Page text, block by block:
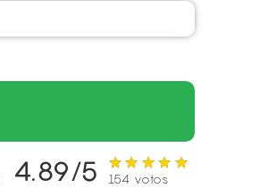
4.89/5 154 votos